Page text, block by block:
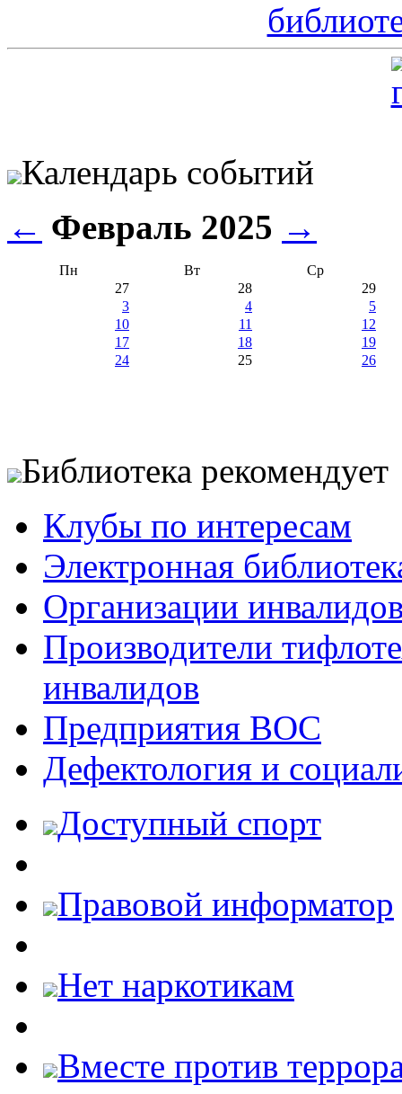
Календарь событий
← Февраль 2025 →
Пн Вт
Ср
27
28
29
3
4
5
10
11
12
17
18
19
24
25 26
Библиотека рекомендует
Клубы по интересам
Электронная
Организации
Производители
инвалидов
Предприятия ВОС
Дефектология и
Доступный спорт
Правовой информатор
Нет наркотикам
Вместе против